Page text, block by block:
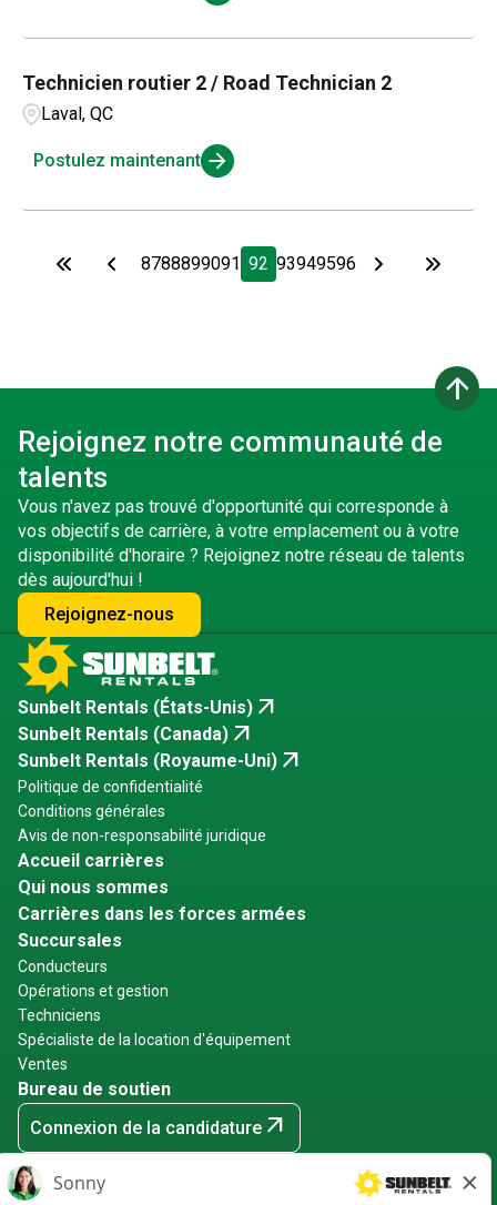
Technicien routier 2 / Road Technician 2
Laval, QC
Postulez maintenant
8788899091 92 93949596
arrow_upward
Rejoignez notre communauté de
talents
Vous n'avez pas trouvé d'opportunité qui corresponde à
vos objectifs de carrière, à votre emplacement ou à votre
disponibilité d'horaire ? Rejoignez notre réseau de talents
dès aujourd'hui !
Rejoignez-nous
Sunbelt Rentals (États-Unis) arrow_outward
Sunbelt Rentals (Canada) arrow_outward
Sunbelt Rentals (Royaume-Uni) arrow_outward
Politique de confidentialité
Conditions générales
Avis de non-responsabilité juridique
Accueil carrières
Qui nous sommes
Carrières dans les forces armées
Succursales
Conducteurs
Opérations et gestion
Techniciens
Spécialiste de la location d'équipement
Ventes
Bureau de soutien
Connexion de la candidature arrow_outward
Connexion des employés